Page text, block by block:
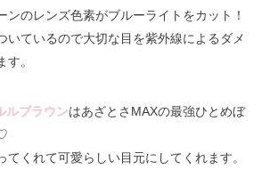
ンのレンズ色素がブルーライトをカット！
いているので大切な目を紫外線によるダメ
す。
ブラウンはあざとさMAXの最強ひとめぼ
てくれて可愛らしい目元にしてくれます。